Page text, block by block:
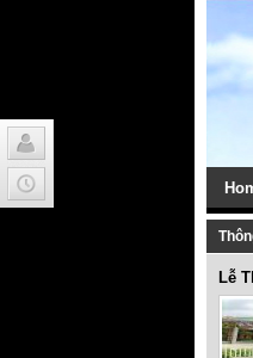
Lễ